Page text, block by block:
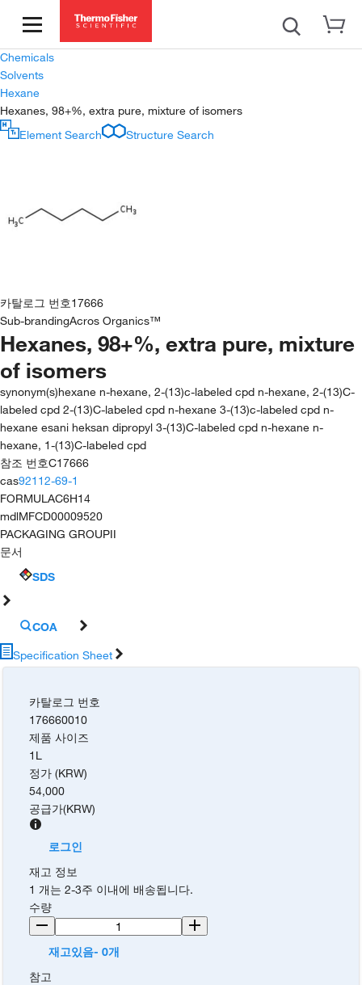
Chemicals
Solvents
Hexane
Hexanes, 98+%, extra pure, mixture of isomers
Element Search
Structure Search
카탈로그 번호17666
Sub-brandingAcros Organics™
Hexanes, 98+%, extra pure, mixture
of isomers
synonym(s)hexane n-hexane, 2-(13)c-labeled cpd n-hexane, 2-(13)C-
labeled cpd 2-(13)C-labeled cpd n-hexane 3-(13)c-labeled cpd n-
hexane esani heksan dipropyl 3-(13)C-labeled cpd n-hexane n-
hexane, 1-(13)C-labeled cpd
참조 번호C17666
cas92112-69-1
FORMULAC6H14
mdlMFCD00009520
PACKAGING GROUPII
문서
SDS
COA
Specification Sheet
카탈로그 번호
176660010
제품 사이즈
1L
정가 (KRW)
54,000
공급가(KRW)
로그인
재고 정보
1 개는 2-3주 이내에 배송됩니다.
수량
재고있음- 0개
참고